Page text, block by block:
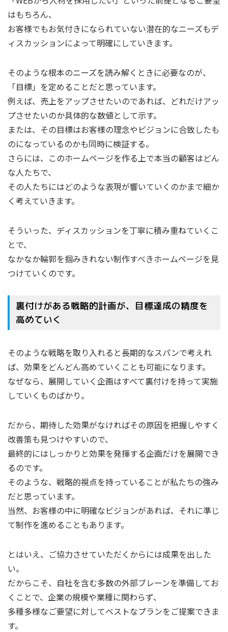
はもちろん、
お客様でもお気付きになられていない潜在的なニーズもデ
ィスカッションによって明確にしていきます。
そのような根本のニーズを読み解くときに必要なのが、
「目標」を定めることだと思っています。
例えば、売上をアップさせたいのであれば、どれだけアッ
プさせたいのか具体的な数値として示す。
または、その目標はお客様の理念やビジョンに合致したも
のになっているのかも同時に検証する。
さらには、このホームページを作る上で本当の顧客はどん
な人たちで、
その人たちにはどのような表現が響いていくのかまで細か
く考えていきます。
そういった、ディスカッションを丁寧に積み重ねていくこ
とで、
なかなか輪郭を掴みきれない制作すべきホームページを見
つけていくのです。
裏付けがある戦略的計画が、目標達成の精度を
高めていく
そのような戦略を取り入れると長期的なスパンで考えれ
ば、効果をどんどん高めていくことも可能になります。
なぜなら、展開していく企画はすべて裏付けを持って実施
していくものばかり。
だから、期待した効果がなければその原因を把握しやすく
改善策も見つけやすいので、
最終的にはしっかりと効果を発揮する企画だけを展開でき
るのです。
そのような、戦略的視点を持っていることが私たちの強み
だと思っています。
当然、お客様の中に明確なビジョンがあれば、それに準じ
て制作を進めることもあります。
とはいえ、ご協力させていただくからには成果を出した
い。
だからこそ、自社を含む多数の外部ブレーンを準備してお
くことで、企業の規模や業種に関わらず、
多種多様なご要望に対してベストなプランをご提案できま
す。